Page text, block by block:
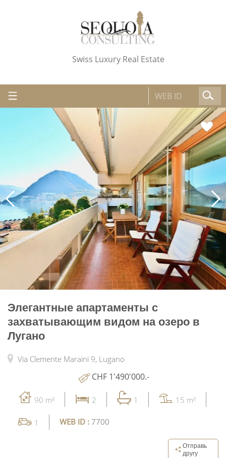
Swiss Luxury Real Estate
Элегантные апартаменты с
захватывающим видом на озеро в
Лугано
Via Clemente Maraini 9, Lugano
CHF 1'490'000.-
90 m² 2 1 15 m²
1 WEB ID : 7700
Отправь
другу